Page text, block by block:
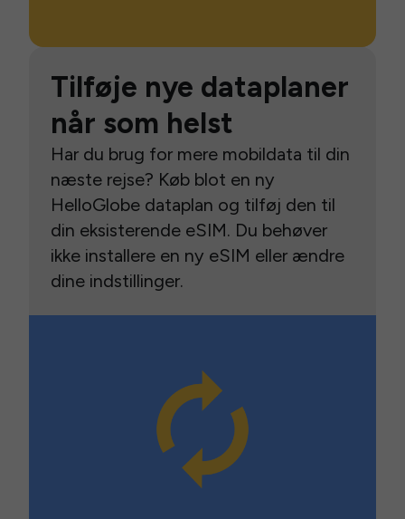
Tilføje nye dataplaner
når som helst
Har du brug for mere mobildata til din
næste rejse? Køb blot en ny
HelloGlobe dataplan og tilføj den til
din eksisterende eSIM. Du behøver
ikke installere en ny eSIM eller ændre
dine indstillinger.